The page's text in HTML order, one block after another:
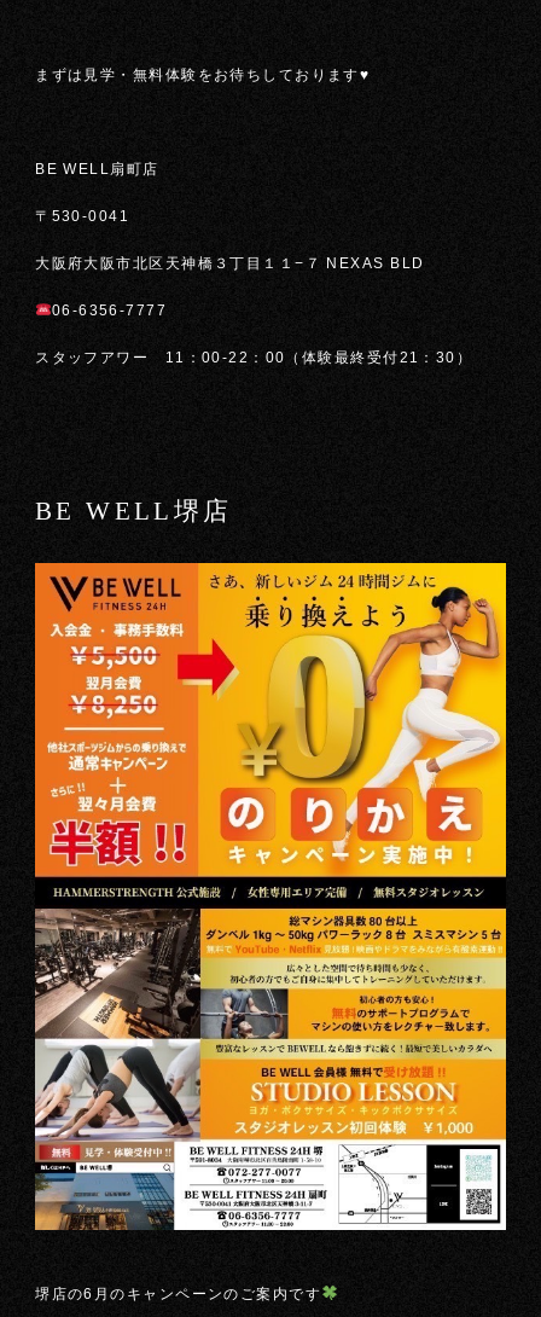
まずは見学・無料体験をお待ちしております♥
BE WELL扇町店
〒530-0041
大阪府大阪市北区天神橋３丁目１１−７ NEXAS BLD
06-6356-7777
スタッフアワー 11：00-22：00（体験最終受付21：30）
BE WELL堺店
堺店の6月のキャンペーンのご案内です